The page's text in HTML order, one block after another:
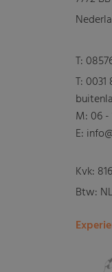
T:
T:0031
M:06 -
E:
Kvk:
Btw: